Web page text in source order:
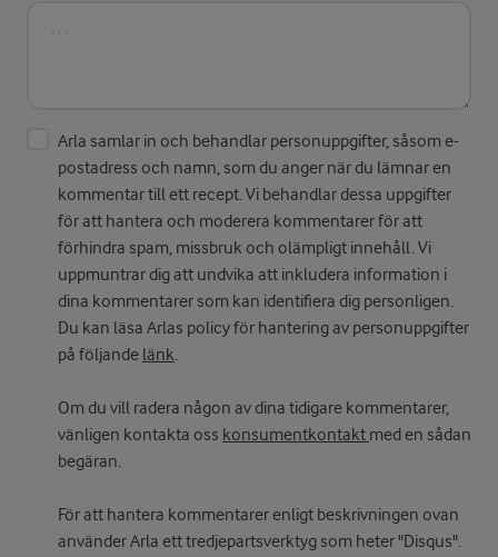
Arla samlar in och behandlar personuppgifter, såsom e-
postadress och namn, som du anger när du lämnar en
kommentar till ett recept. Vi behandlar dessa uppgifter
för att hantera och moderera kommentarer för att
förhindra spam, missbruk och olämpligt innehåll. Vi
uppmuntrar dig att undvika att inkludera information i
dina kommentarer som kan identifiera dig personligen.
Du kan läsa Arlas policy för hantering av personuppgifter
på följande länk.
Om du vill radera någon av dina tidigare kommentarer,
vänligen kontakta oss konsumentkontakt med en sådan
begäran.
För att hantera kommentarer enligt beskrivningen ovan
använder Arla ett tredjepartsverktyg som heter "Disqus".